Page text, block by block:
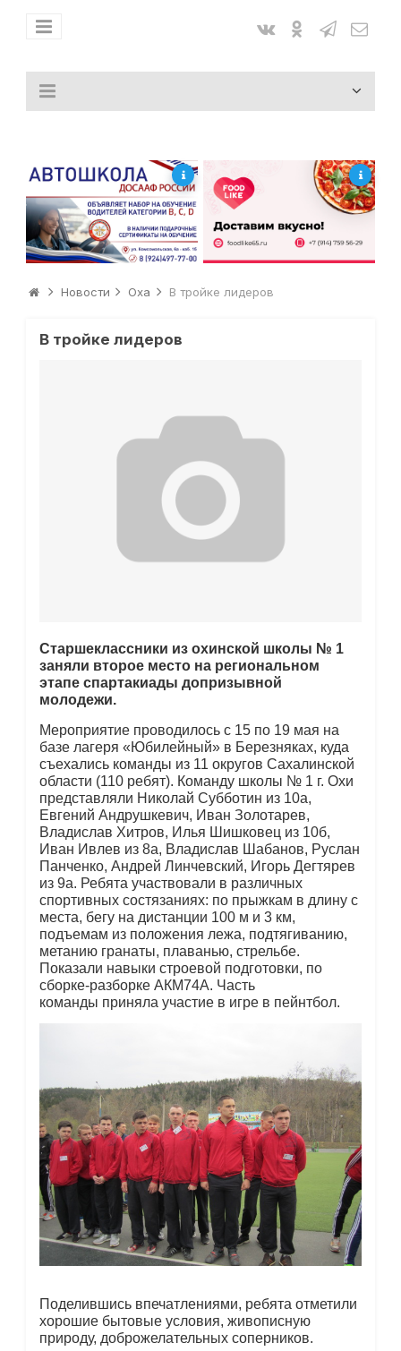
Новости Оха В тройке лидеров
В тройке лидеров
Старшеклассники из охинской школы № 1
заняли второе место на региональном
этапе спартакиады допризывной
молодежи.
Мероприятие проводилось с 15 по 19 мая на
базе лагеря «Юбилейный» в Березняках, куда
съехались команды из 11 округов Сахалинской
области (110 ребят). Команду школы № 1 г. Охи
представляли Николай Субботин из 10а,
Евгений Андрушкевич, Иван Золотарев,
Владислав Хитров, Илья Шишковец из 10б,
Иван Ивлев из 8а, Владислав Шабанов, Руслан
Панченко, Андрей Линчевский, Игорь Дегтярев
из 9а. Ребята участвовали в различных
спортивных состязаниях: по прыжкам в длину с
места, бегу на дистанции 100 м и 3 км,
подъемам из положения лежа, подтягиванию,
метанию гранаты, плаванью, стрельбе.
Показали навыки строевой подготовки, по
сборке-разборке АКМ74А. Часть
команды приняла участие в игре в пейнтбол.
Поделившись впечатлениями, ребята отметили
хорошие бытовые условия, живописную
природу, доброжелательных соперников.